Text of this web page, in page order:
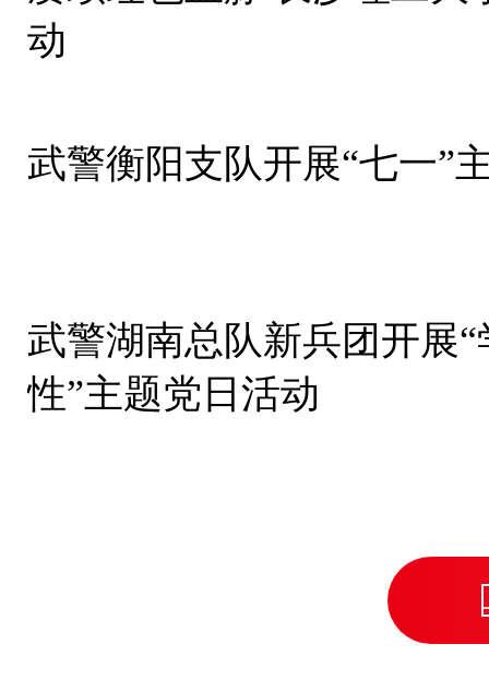
动
武警衡阳支队开展“七一”
武警湖南总队新兵团开展
性”主题党日活动